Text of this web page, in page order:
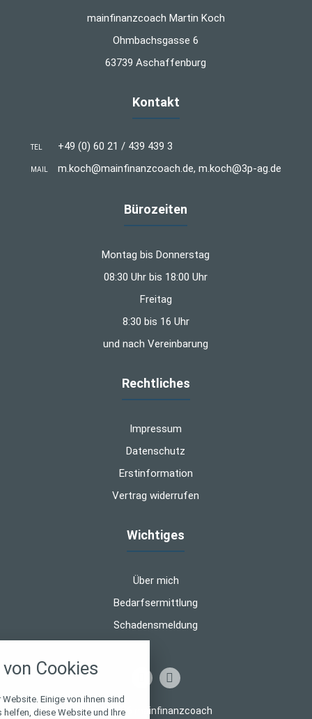
mainfinanzcoach Martin Koch
Ohmbachsgasse 6
63739 Aschaffenburg
Kontakt
TEL +49 (0) 60 21 / 439 439 3
MAIL m.koch@mainfinanzcoach.de, m.koch@3p-ag.de
Bürozeiten
Montag bis Donnerstag
08:30 Uhr bis 18:00 Uhr
Freitag
8:30 bis 16 Uhr
und nach Vereinbarung
Rechtliches
Impressum
Datenschutz
Erstinformation
Vertrag widerrufen
Wichtiges
Über mich
Bedarfsermittlung
Schadensmeldung
© 2026 mainfinanzcoach
Cookies
Einige von ihnen sind
diese Website und Ihre
alle verwendeten Cookies und
zu blockieren.